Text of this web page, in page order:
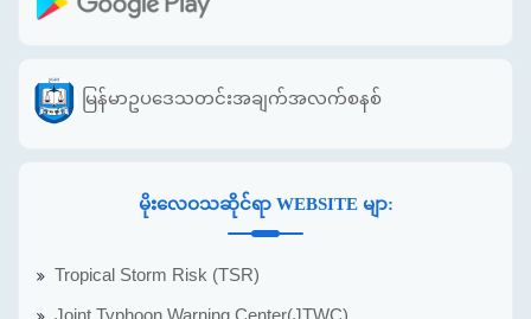
မြန်မာဥပဒေသတင်းအချက်အလက်စနစ်
မိုးလေဝသဆိုင်ရာ WEBSITE မျာ:
Tropical Storm Risk (TSR)
Joint Typhoon Warning Center(JTWC)